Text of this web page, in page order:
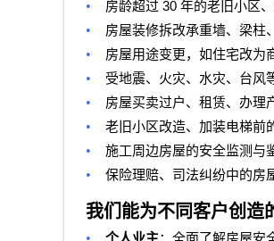
• 房龄超过 30 年的老旧小区
• 房屋装修拆改承重墙、梁柱
• 房屋用途变更，如住宅改为
• 受地震、火灾、水灾、台风
• 房屋买卖过户、租赁、办理
• 老旧小区改造、加装电梯前
• 施工周边房屋的安全监测与
• 保险理赔、司法纠纷中的房
我们能为不同客户创造